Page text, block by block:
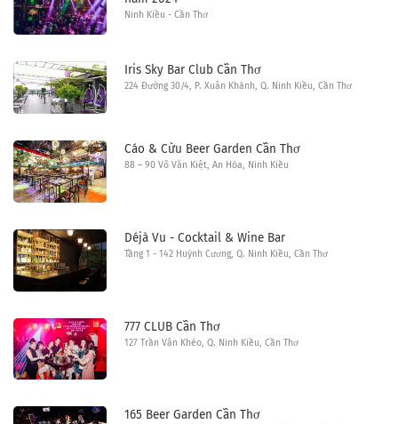
Ninh Kiều - Cần Thơ
Iris Sky Bar Club Cần Thơ
224 Đường 30/4, P. Xuân Khánh, Q. Ninh Kiều, Cần Thơ
Cáo & Cừu Beer Garden Cần Thơ
88 – 90 Võ Văn Kiệt, An Hòa, Ninh Kiều
Déjà Vu - Cocktail & Wine Bar
Tầng 1 - 142 Huỳnh Cương, Q. Ninh Kiều, Cần Thơ
777 CLUB Cần Thơ
127 Trần Văn Khéo, Q. Ninh Kiều, Cần Thơ
165 Beer Garden Cần Thơ